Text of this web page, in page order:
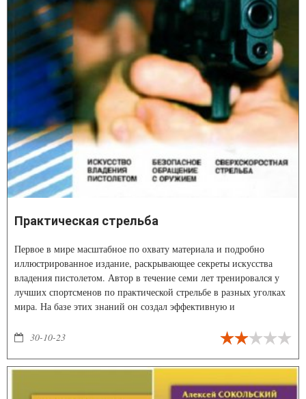
Практическая стрельба
Первое в мире масштабное по охвату материала и подробно
иллюстрированное издание, раскрывающее секреты искусства
владения пистолетом. Автор в течение семи лет тренировался у
лучших спортсменов по практической стрельбе в разных уголках
мира. На базе этих знаний он создал эффективную и
безопасному обращению с любым огнестрельным оружием.
30-10-23